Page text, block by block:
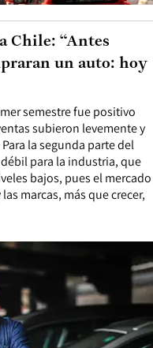
semestre fue positivo
subieron levemente y
la segunda parte del
para la industria, que
bajos, pues el mercado
marcas, más que crecer,
Chile: “Antes
un auto: hoy